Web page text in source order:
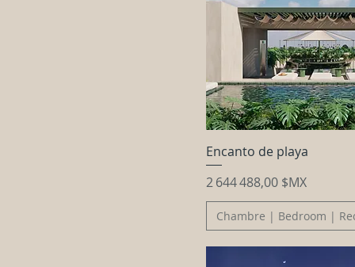
Encanto de playa
Prix
2 644 488,00 $MX
Chambre | Bedroom |